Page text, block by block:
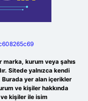
kurum veya şahıs
Sitede yalnızca kendi
Burada yer alan içerikler
ve kişiler hakkında
kişiler ile isim